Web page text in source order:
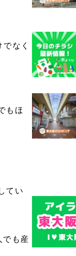
なく
もほ
てい
も産